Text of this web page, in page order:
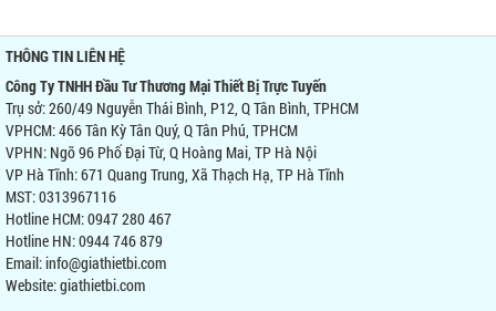
THÔNG TIN LIÊN HỆ
Công Ty TNHH Đầu Tư Thương Mại Thiết Bị Trực Tuyến
Trụ sở: 260/49 Nguyễn Thái Bình, P12, Q Tân Bình, TPHCM
VPHCM: 466 Tân Kỳ Tân Quý, Q Tân Phú, TPHCM
VPHN: Ngõ 96 Phố Đại Từ, Q Hoàng Mai, TP Hà Nội
VP Hà Tĩnh: 671 Quang Trung, Xã Thạch Hạ, TP Hà Tĩnh
MST: 0313967116
Hotline HCM: 0947 280 467
Hotline HN: 0944 746 879
Email: info@giathietbi.com
Website:giathietbi.com